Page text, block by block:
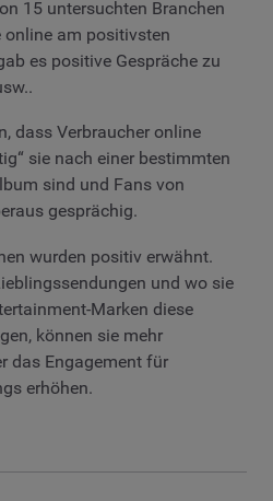
15 untersuchten Branchen
online am positivsten
es positive Gespräche zu
dass Verbraucher online
sie nach einer bestimmten
sind und Fans von
gesprächig.
wurden positiv erwähnt.
und wo sie
Marken diese
können sie mehr
das Engagement für
erhöhen.